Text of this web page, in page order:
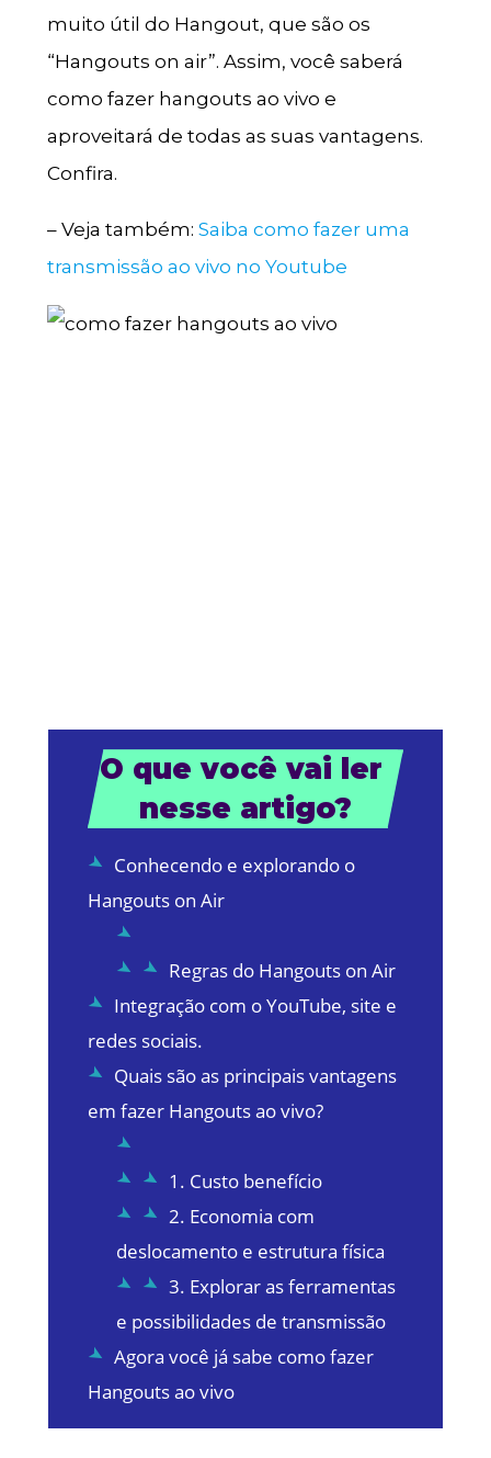
muito útil do Hangout, que são os
“Hangouts on air”. Assim, você saberá
como fazer hangouts ao vivo e
aproveitará de todas as suas vantagens.
Confira.
– Veja também: Saiba como fazer uma
transmissão ao vivo no Youtube
O que você vai ler
nesse artigo?
Conhecendo e explorando o
Hangouts on Air
Regras do Hangouts on Air
Integração com o YouTube, site e
redes sociais.
Quais são as principais vantagens
em fazer Hangouts ao vivo?
1. Custo benefício
2. Economia com
deslocamento e estrutura física
3. Explorar as ferramentas
e possibilidades de transmissão
Agora você já sabe como fazer
Hangouts ao vivo